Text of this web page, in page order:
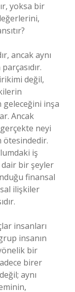
yoksa bir
ancak aynı
değil,
geleceğini inşa
Ancak
neyi
ötesindedir.
iş
dair bir şeyler
finansal
ilişkiler
insanları
insanın
bir
birer
aynı